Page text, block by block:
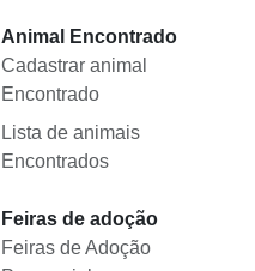
Animal Encontrado
Cadastrar animal
Encontrado
Lista de animais
Encontrados
Feiras de adoção
Feiras de Adoção